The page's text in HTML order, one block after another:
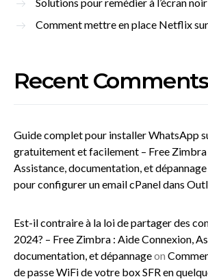
Comment mettre en place Netflix
Recent Comments
Guide complet pour installer WhatsApp
gratuitement et facilement – Free Zimbra
Assistance, documentation, et dépannage
pour configurer un email cPanel dans
Est-il contraire à la loi de partager des
2024? – Free Zimbra : Aide Connexion,
documentation, et dépannageon
de passe WiFi de votre box SFR en